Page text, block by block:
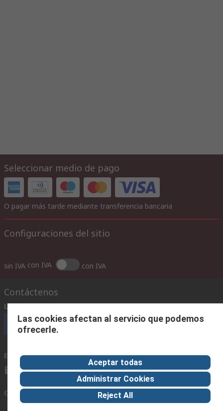
Seleccionar medio de pago
O pagar más tarde mediante transferencia bancaria
Configuraciones del sitio
sin IVA con IVA con IVA
Contáctenos
Llámenos (horario 8.30 - 17.30)
Llámenos
Envíenos un email usualmente respondemos en 24 horas
ventas@rschile.cl
Conectar con nosotros
Las cookies afectan al servicio que podemos
ofrecerle.
Aceptar todas
Administrar Cookies
Reject All